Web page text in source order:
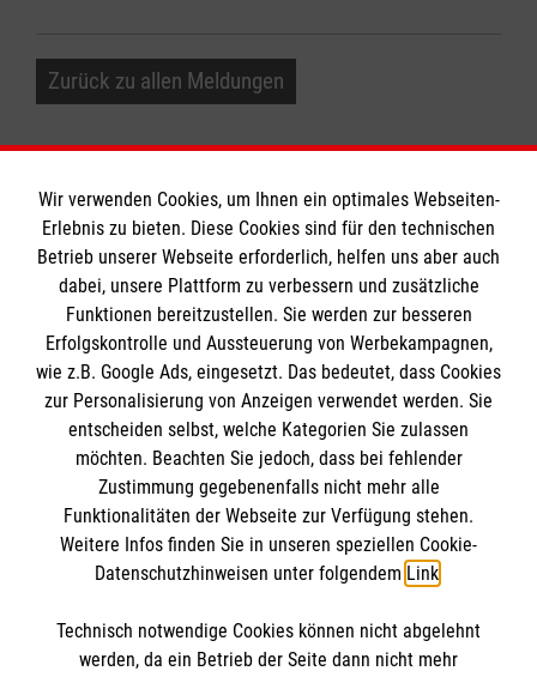
Zurück zu allen Meldungen
Informationen
Impressum
Datenschutz
Kontakt
Die Malteser
Malteser in Deutschland
Malteserorden
Sharepoint
Spendenkonto
Bank: Pax-Bank für Kirche und Caritas eG
So finden Sie uns
Wir verwenden Cookies, um Ihnen ein optimales Webseiten-
Erlebnis zu bieten. Diese Cookies sind für den technischen
Betrieb unserer Webseite erforderlich, helfen uns aber auch
dabei, unsere Plattform zu verbessern und zusätzliche
Funktionen bereitzustellen. Sie werden zur besseren
Erfolgskontrolle und Aussteuerung von Werbekampagnen,
wie z.B. Google Ads, eingesetzt. Das bedeutet, dass Cookies
zur Personalisierung von Anzeigen verwendet werden. Sie
entscheiden selbst, welche Kategorien Sie zulassen
möchten. Beachten Sie jedoch, dass bei fehlender
Zustimmung gegebenenfalls nicht mehr alle
Funktionalitäten der Webseite zur Verfügung stehen.
Weitere Infos finden Sie in unseren speziellen Cookie-
Datenschutzhinweisen unter folgendem Link.
Technisch notwendige Cookies können nicht abgelehnt
werden, da ein Betrieb der Seite dann nicht mehr